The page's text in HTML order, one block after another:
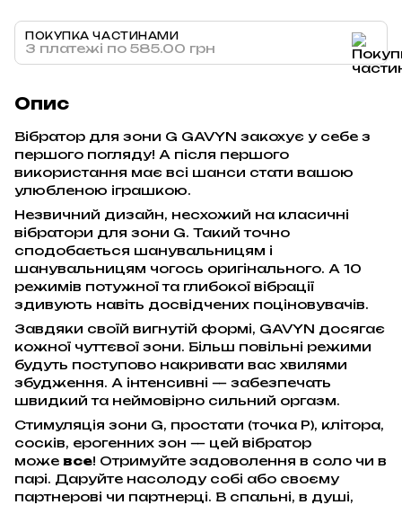
ПОКУПКА ЧАСТИНАМИ
3 платежі по 585.00 грн
Опис
Вібратор для зони G GAVYN закохує у себе з
першого погляду! А після першого
використання має всі шанси стати вашою
улюбленою іграшкою.
Незвичний дизайн, несхожий на класичні
вібратори для зони G. Такий точно
сподобається шанувальницям і
шанувальницям чогось оригінального. А 10
режимів потужної та глибокої вібрації
здивують навіть досвідчених поціновувачів.
Завдяки своїй вигнутій формі, GAVYN досягає
кожної чуттєвої зони. Більш повільні режими
будуть поступово накривати вас хвилями
збудження. А інтенсивні — забезпечать
швидкий та неймовірно сильний оргазм.
Стимуляція зони G, простати (точка Р), клітора,
сосків, ерогенних зон — цей вібратор
може все! Отримуйте задоволення в соло чи в
парі. Даруйте насолоду собі або своєму
партнерові чи партнерці. В спальні, в душі,